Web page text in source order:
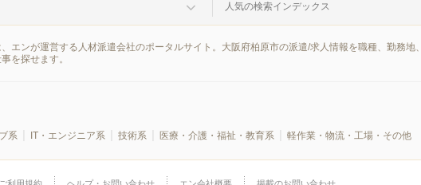
人気の検索インデックス
エンが運営する人材派遣会社のポータルサイト。大阪府柏原市の派遣/求人情報を職種、勤務地
を探せます。
系 IT・エンジニア系 技術系 医療・介護・福祉・教育系 軽作業・物流・工場・その他